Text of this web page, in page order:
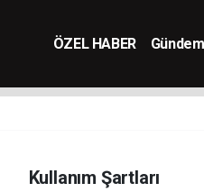
ÖZEL HABER Gündem
Kullanım Şartları